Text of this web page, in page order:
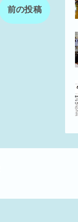
前の投稿